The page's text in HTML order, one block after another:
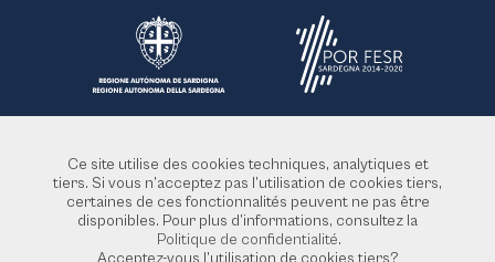
Ce site utilise des cookies techniques, analytiques et
tiers. Si vous n’acceptez pas l’utilisation de cookies tiers,
certaines de ces fonctionnalités peuvent ne pas être
disponibles. Pour plus d’informations, consultez la
Politique de confidentialité.